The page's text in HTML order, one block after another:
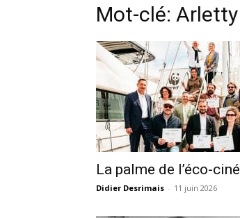
Mot-clé: Arletty
La palme de l’éco-ciné
Didier Desrimais - 11 juin 2026